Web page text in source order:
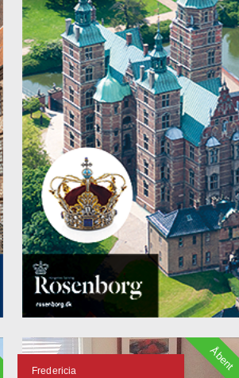
Fredericia Åbent